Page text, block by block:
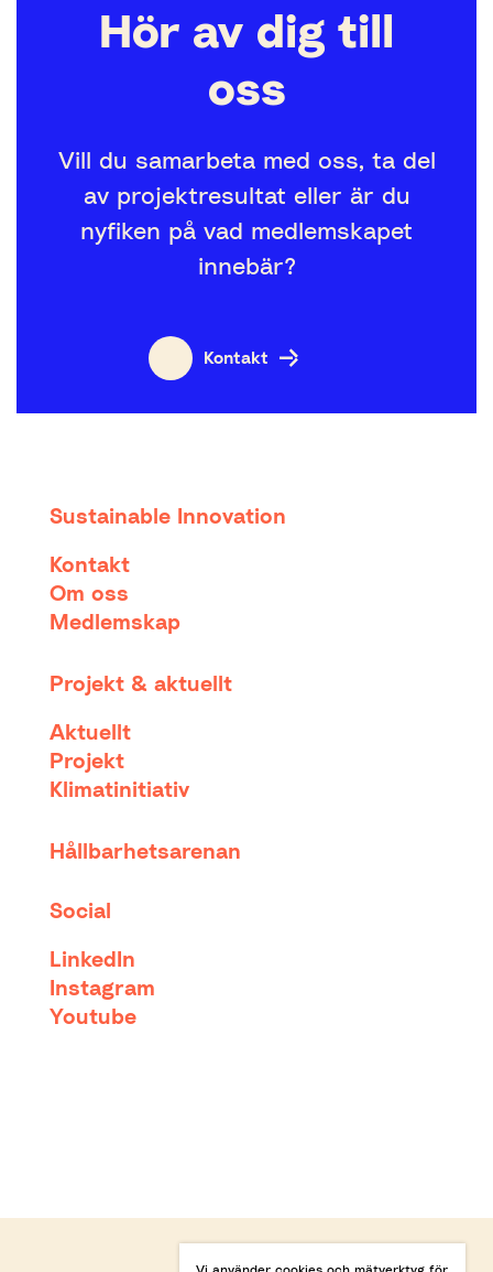
Hör av dig till
oss
Vill du samarbeta med oss, ta del
av projektresultat eller är du
nyfiken på vad medlemskapet
innebär?
Kontakt
Sustainable Innovation
Kontakt
Om oss
Medlemskap
Projekt & aktuellt
Aktuellt
Projekt
Klimatinitiativ
Hållbarhetsarenan
Social
LinkedIn
Instagram
Youtube